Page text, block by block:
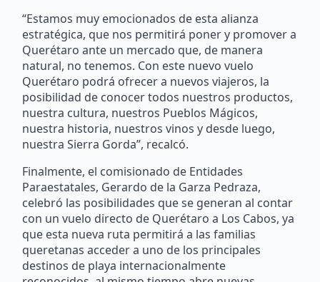
“Estamos muy emocionados de esta alianza
estratégica, que nos permitirá poner y promover a
Querétaro ante un mercado que, de manera
natural, no tenemos. Con este nuevo vuelo
Querétaro podrá ofrecer a nuevos viajeros, la
posibilidad de conocer todos nuestros productos,
nuestra cultura, nuestros Pueblos Mágicos,
nuestra historia, nuestros vinos y desde luego,
nuestra Sierra Gorda”, recalcó.
Finalmente, el comisionado de Entidades
Paraestatales, Gerardo de la Garza Pedraza,
celebró las posibilidades que se generan al contar
con un vuelo directo de Querétaro a Los Cabos, ya
que esta nueva ruta permitirá a las familias
queretanas acceder a uno de los principales
destinos de playa internacionalmente